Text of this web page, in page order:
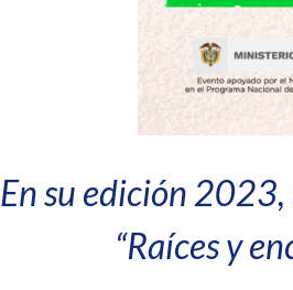
En su edición 2023,
“Raíces y